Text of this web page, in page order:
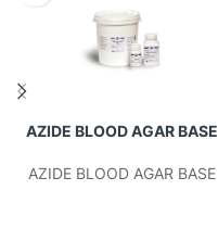
AZIDE BLOOD AGAR BASE
AZIDE BLOOD AGAR BASE